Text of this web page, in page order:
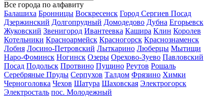
Все города по алфавиту
Балашиха Бронницы Воскресенск Город Сергиев Посад
Дзержинский Долгопрудный Домодедово Дубна Егорьевск
Жуковский Звенигород Ивантеевка Кашира Клин Королев
Котельники Красноармейск Красногорск Краснознаменск
Лобня Лосино-Петровский Лыткарино Люберцы Мытищи
Наро-Фоминск Ногинск Озеры Орехово-Зуево Павловский
Посад Подольск Протвино Пущино Реутов Рошаль
Серебряные Пруды Серпухов Талдом Фрязино Химки
Черноголовка Чехов Шатура Шаховская Электрогорск
Электросталь пос. Молодежный